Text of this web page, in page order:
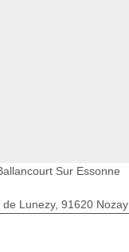
Sur Essonne
Lunezy, 91620 Nozay